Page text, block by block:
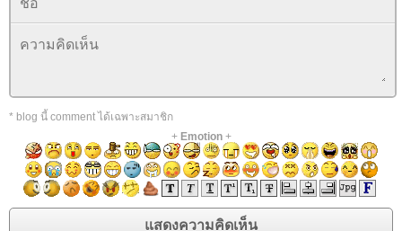
* blog นี้ comment ได้เฉพาะสมาชิก
+ Emotion+